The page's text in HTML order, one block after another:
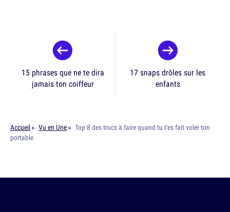
15 phrases que ne te dira
jamais ton coiffeur
17 snaps drôles sur les
enfants
Accueil Vu en Une
Top 8 des trucs à faire quand tu t'es fait voler ton
portable